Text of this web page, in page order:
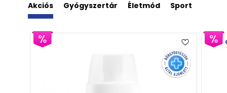
Akciós Gyógyszertár Életmód Sport